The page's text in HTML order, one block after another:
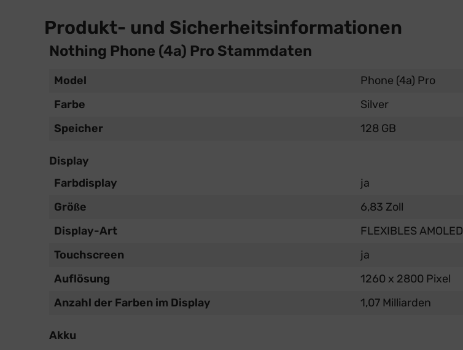
Produkt- und Sicherheitsinformationen
Nothing Phone (4a) Pro Stammdaten
Model
Phone (4a) Pro
Farbe
Silver
Speicher
128 GB
Display
Farbdisplay
ja
Größe
6,83 Zoll
Display-Art
FLEXIBLES AMOLED
Touchscreen
ja
Auflösung
1260 x 2800 Pixel
Anzahl der Farben im Display
1,07 Milliarden
Akku